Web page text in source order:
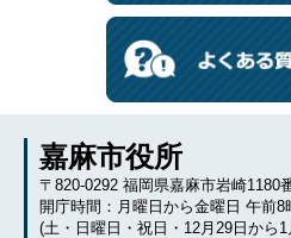
嘉麻市役所
〒820-0292 福岡県嘉麻市岩崎1180
開庁時間：月曜日から金曜日 午前8
(土・日曜日・祝日・12月29日から